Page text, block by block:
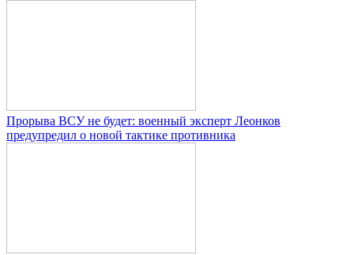
Прорыва ВСУ не будет: военный эксперт Леонков
предупредил о новой тактике противника